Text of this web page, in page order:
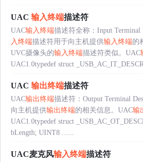
UAC 输入终端描述符
UAC输入终端描述符全称：Input Terminal
入终端描述符用于向主机提供输入终端的
UVC摄像头的输入终端描述符类似。UAC
UAC1.0typedef struct
UAC 输出终端描述符
UAC输出终端描述符：Output Terminal
向主机提供输出终端的相关信息。UAC输
UAC1.0typedef struct
bLength; UINT8 ......
UAC麦克风输入终端描述符